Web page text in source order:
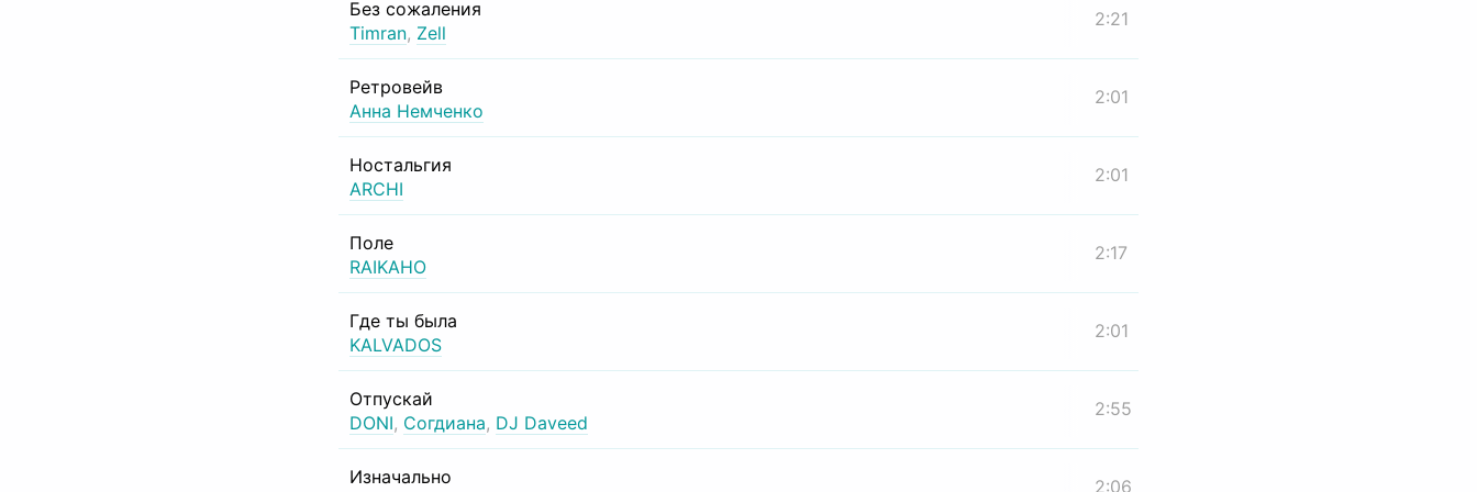
Без сожаления
Timran, Zell
2:21
Ретровейв
Анна Немченко
2:01
Ностальгия
ARCHI
2:01
Поле
RAIKAHO
2:17
Где ты была
KALVADOS
2:01
Отпускай
DONI, Согдиана, DJ Daveed
2:55
Изначально
2:06